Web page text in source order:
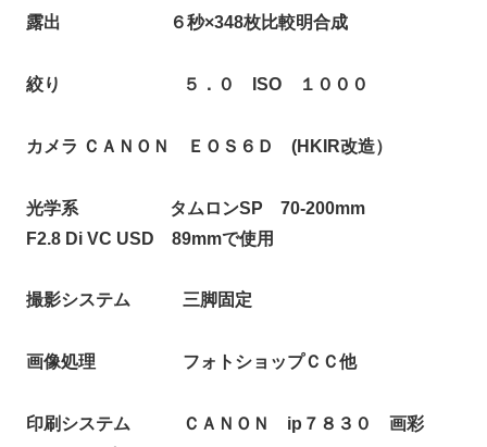
露出 ６秒×348枚比較明合成
絞り ５．０ ISO １０００
カメラ ＣＡＮＯＮ ＥＯＳ６Ｄ (HKIR改造）
光学系 タムロンSP 70-200mm
F2.8 Di VC USD 89mmで使用
撮影システム 三脚固定
画像処理 フォトショップＣＣ他
印刷システム ＣＡＮＯＮ ip７８３０ 画彩